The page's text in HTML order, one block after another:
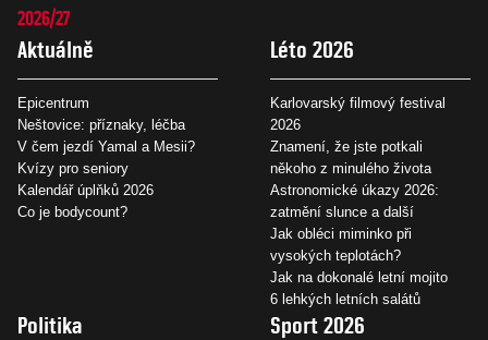
2026/27
Aktuálně
Epicentrum
Neštovice: příznaky, léčba
V čem jezdí Yamal a Mesii?
Kvízy pro seniory
Kalendář úplňků 2026
Co je bodycount?
Léto 2026
Karlovarský filmový festival
2026
Znamení, že jste potkali
někoho z minulého života
Astronomické úkazy 2026:
zatmění slunce a další
Jak obléci miminko při
vysokých teplotách?
Jak na dokonalé letní mojito
6 lehkých letních salátů
Politika Sport 2026